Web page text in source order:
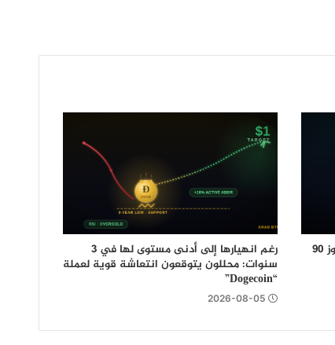
سهم “STRC” التابع لـ “Strategy” يتجاوز 90
رغم انهيارها إلى أدنى مستوى لها في 3
سنوات: محللون يتوقعون انتعاشة قوية لعملة
“Dogecoin”
2026-08-05